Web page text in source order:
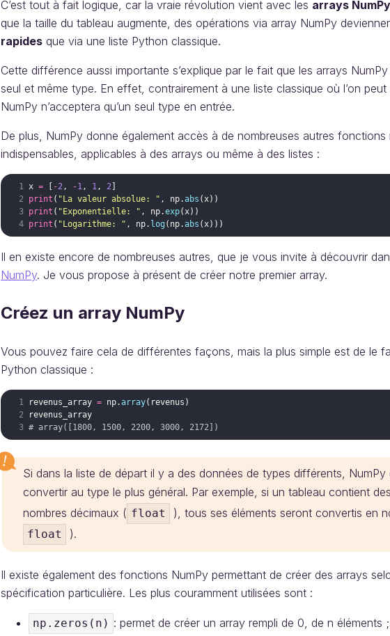
C’est tout à fait logique, car la vraie révolution vient avec les arrays NumPy
que la taille du tableau augmente, des opérations via array NumPy
rapides que via une liste Python classique.
Cette différence aussi importante s’explique par le fait que les arrays
seul et même type. En effet, contrairement à une liste classique où l’on
NumPy n’acceptera qu’un seul type en entrée.
De plus, NumPy donne également accès à de nombreuses autres fonctions
indispensables, applicables à des arrays ou même à des listes :
x = -2, -1, 1, 2
print ( "La valeur absolue: " , np.abs (x))
print ( "Exponentielle: " , np.exp(x))
print ( "Logarithme: " , np. log ( np.abs (x)))
Il en existe encore de nombreuses autres, que je vous invite à découvrir
NumPy. Je vous propose à présent de créer notre premier array.
Créez un array NumPy
Vous pouvez faire cela de différentes façons, mais la plus simple est de le
Python classique :
revenus_array = np.array( revenus )
revenus_array
# array([1800, 1500, 2200, 3000, 2172])
Si dans la liste de départ il y a des données de types différents, NumPy
convertir au type le plus général. Par exemple, si un tableau contient
nombres décimaux ( float ), tous ses éléments seront convertis en
float ).
Il existe également des fonctions NumPy permettant de créer des arrays
spécification particulière. Les plus couramment utilisées sont :
np.zeros(n) : permet de créer un array rempli de 0, de n éléments ;